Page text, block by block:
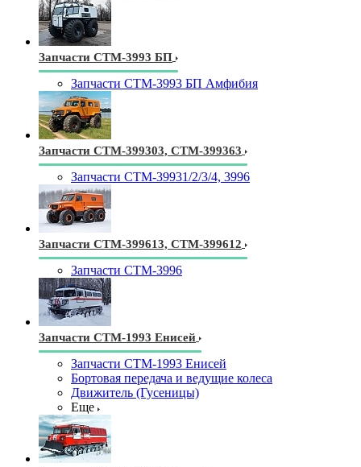
Запчасти СТМ-3993 БП
Запчасти СТМ-3993 БП Амфибия
Запчасти СТМ-399303, СТМ-399363
Запчасти СТМ-39931/2/3/4, 3996
Запчасти СТМ-399613, СТМ-399612
Запчасти СТМ-3996
Запчасти СТМ-1993 Енисей
Запчасти СТМ-1993 Енисей
Бортовая передача и ведущие колеса
Движитель (Гусеницы)
Еще